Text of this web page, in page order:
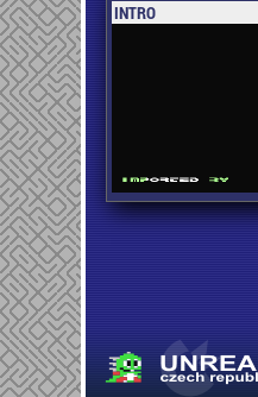
INTRO